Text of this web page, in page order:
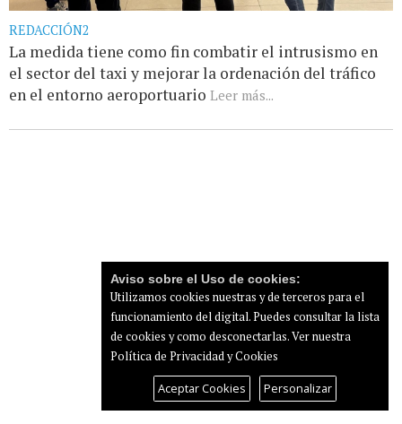
REDACCIÓN2
La medida tiene como fin combatir el intrusismo en
el sector del taxi y mejorar la ordenación del tráfico
en el entorno aeroportuario Leer más...
Aviso sobre el Uso de cookies:
Utilizamos cookies nuestras y de terceros para el
funcionamiento del digital. Puedes consultar la lista
de cookies y como desconectarlas.Ver nuestra
Política de Privacidad y Cookies
Aceptar Cookies Personalizar